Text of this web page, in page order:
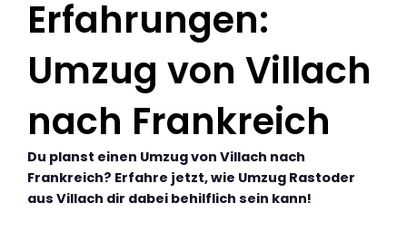
Erfahrungen:
Umzug von Villach
nach Frankreich
Du planst einen Umzug von Villach nach
Frankreich? Erfahre jetzt, wie Umzug Rastoder
aus Villach dir dabei behilflich sein kann!